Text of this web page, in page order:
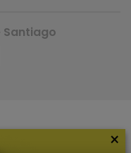
Santiago
×